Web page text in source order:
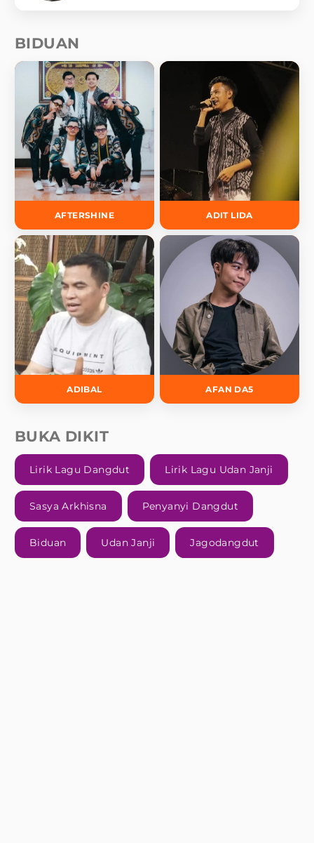
BIDUAN
AFTERSHINE ADIT LIDA
ADIBAL AFAN DA5
BUKA DIKIT
Lirik Lagu Dangdut Lirik Lagu Udan Janji
Sasya Arkhisna Penyanyi Dangdut
Biduan Udan Janji Jagodangdut